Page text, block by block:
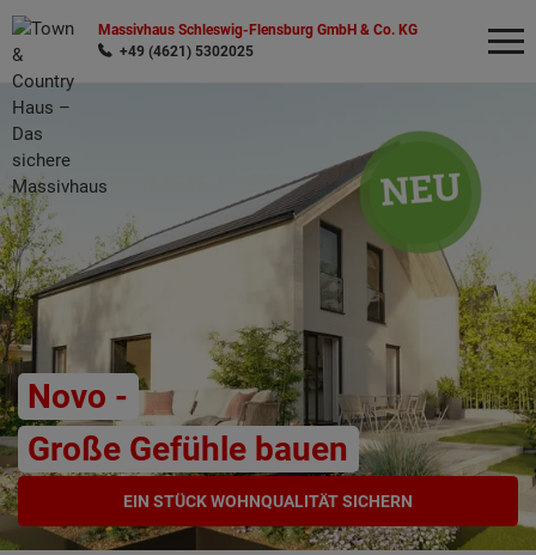
Massivhaus Schleswig-Flensburg GmbH & Co. KG
+49 (4621) 5302025
Novo -
Große Gefühle bauen
EIN STÜCK WOHNQUALITÄT SICHERN
Wonach möchten Sie suchen?